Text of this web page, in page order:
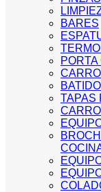
BARES
TAPAS